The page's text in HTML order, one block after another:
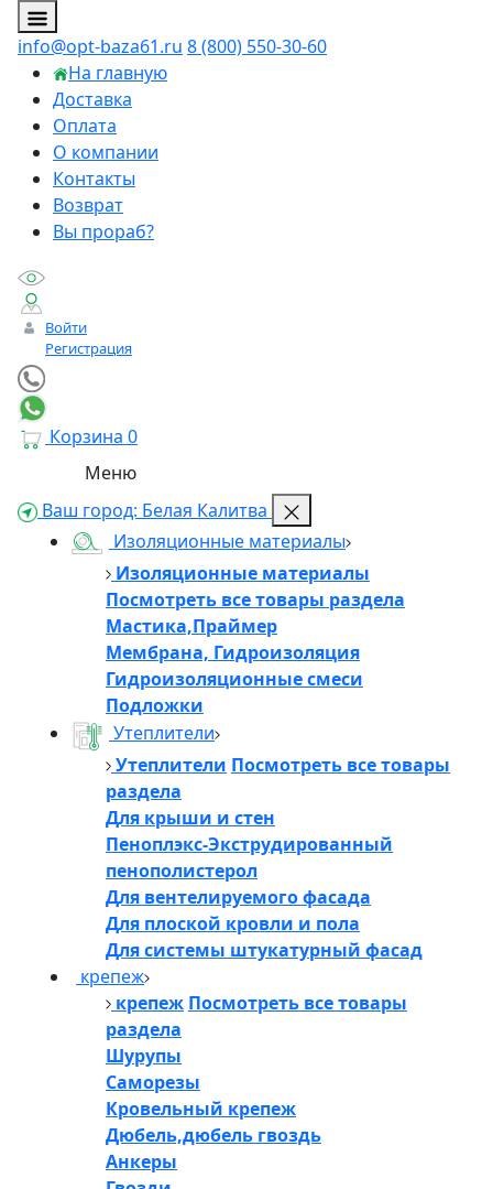
info@opt-baza61.ru 8 (800) 550-30-60
На главную
Доставка
Оплата
О компании
Контакты
Возврат
Вы прораб?
Войти
Регистрация
Корзина 0
Меню
Ваш город: Белая Калитва
Изоляционные материалы
Изоляционные материалы
Посмотреть все товары раздела
Мастика,Праймер
Мембрана, Гидроизоляция
Гидроизоляционные смеси
Подложки
Утеплители
Утеплители Посмотреть все товары
раздела
Для крыши и стен
Пеноплэкс-Экструдированный
пенополистерол
Для вентелируемого фасада
Для плоской кровли и пола
Для системы штукатурный фасад
крепеж
крепеж Посмотреть все товары
раздела
Шурупы
Саморезы
Кровельный крепеж
Дюбель,дюбель гвоздь
Анкеры